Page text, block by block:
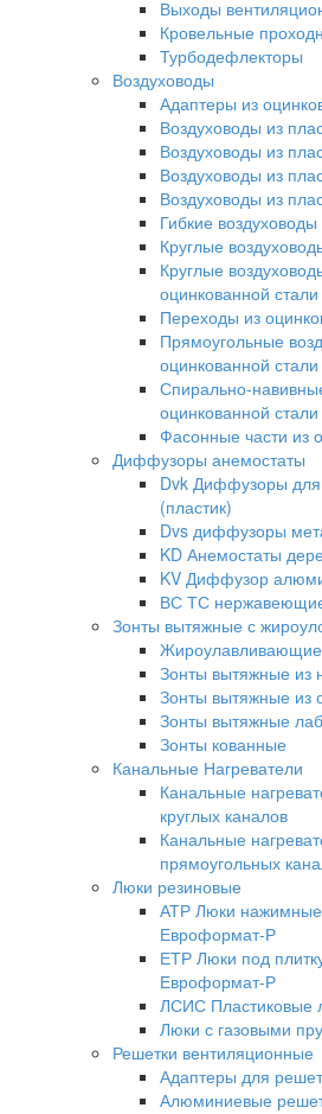
Выходы
Кровельные
Турбодефлекторы
Воздуховоды
Адаптеры из
Воздуховоды из
Воздуховоды из
Воздуховоды из
Воздуховоды из
Гибкие воздуховоды
Круглые
Круглые
оцинкованной стали
Переходы из
Прямоугольные
оцинкованной стали
Спирально-
оцинкованной стали
Фасонные части из
Диффузоры анемостаты
Dvk Диффузоры для
(пластик)
Dvs диффузоры
KD Анемостаты
KV Диффузор
ВС ТС
Зонты вытяжные с
Жироулавливающие
Зонты вытяжные из
Зонты вытяжные из
Зонты вытяжные
Зонты кованные
Канальные Нагреватели
Канальные
круглых каналов
Канальные
прямоугольных
Люки резиновые
АТР Люки нажимные
Евроформат-Р
ЕТР Люки под
Евроформат-Р
ЛСИС Пластиковые
Люки с газовыми
Решетки вентиляционные
Адаптеры для
Алюминиевые